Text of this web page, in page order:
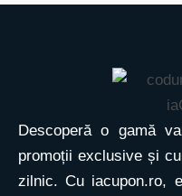
Descoperă o gamă
promoții exclusive și
zilnic. Cu iacupon.ro,